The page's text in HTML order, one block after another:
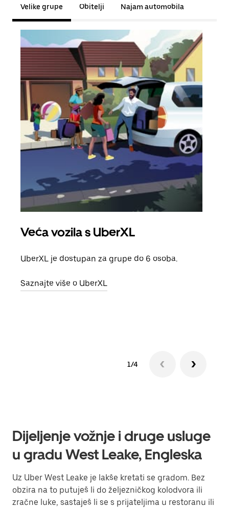
Velike grupe Obitelji Najam automobila
Veća vozila s UberXL
UberXL je dostupan za grupe do 6 osoba.
Saznajte više o UberXL
1/4
Dijeljenje vožnje i druge usluge
u gradu West Leake, Engleska
Uz Uber West Leake je lakše kretati se gradom. Bez
obzira na to putuješ li do željezničkog kolodvora ili
zračne luke, sastaješ li se s prijateljima u restoranu ili